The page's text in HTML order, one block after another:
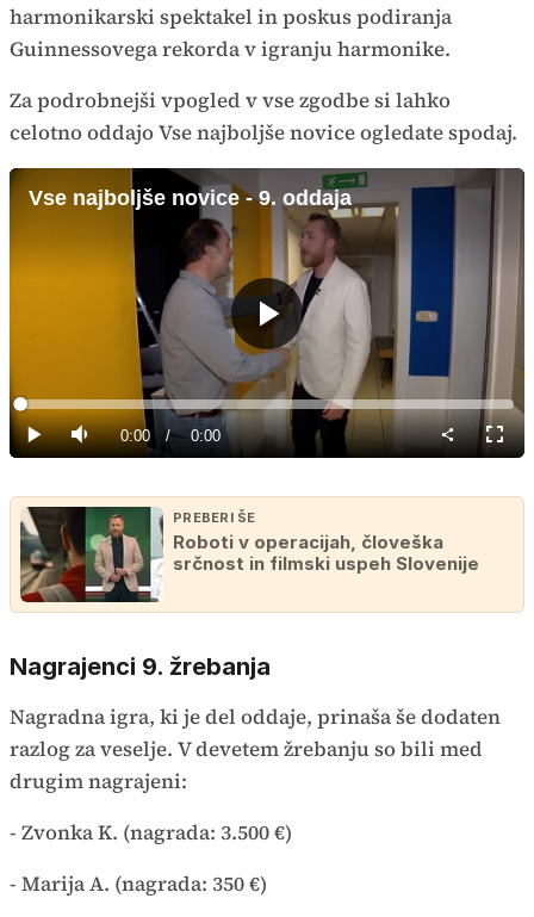
harmonikarski spektakel in poskus podiranja
Guinnessovega rekorda v igranju harmonike.
Za podrobnejši vpogled v vse zgodbe si lahko
celotno oddajo Vse najboljše novice ogledate spodaj.
Vse najboljše novice - 9. oddaja
Predvajaj
Predvajaj
Tiho Current
0:00 / Duration
0:00
Loaded:
0%
način
PREBERI ŠE
Roboti v operacijah, človeška
srčnost in filmski uspeh Slovenije
Nagrajenci 9. žrebanja
Nagradna igra, ki je del oddaje, prinaša še dodaten
razlog za veselje. V devetem žrebanju so bili med
drugim nagrajeni:
- Zvonka K. (nagrada: 3.500 €)
- Marija A. (nagrada: 350 €)